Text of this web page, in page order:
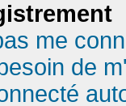
me
de